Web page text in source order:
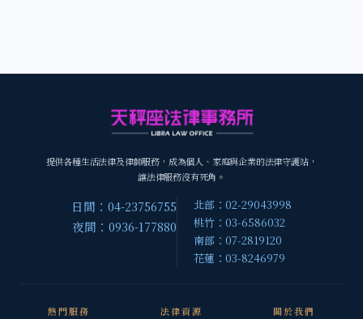
提供各種生活法律及律師服務，成為個人、家庭與企業的法律守護站，
讓法律服務沒有死角。
日間：04-23756755
夜間：0936-177880
北部：02-29043998
桃竹：03-6586032
南部：07-2819120
花蓮：03-8246979
熱門服務 法律資源 關於我們